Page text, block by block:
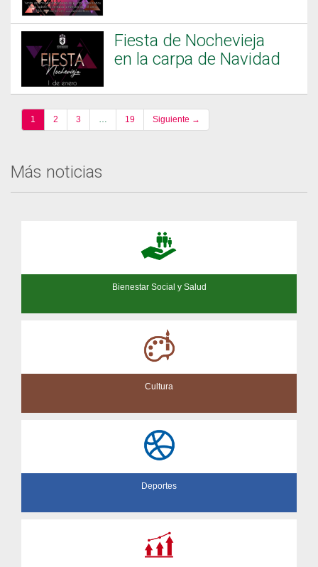
Fiesta de Nochevieja
en la carpa de Navidad
1 2 3 19 Siguiente →
Más noticias
Bienestar Social y Salud
Cultura
Deportes